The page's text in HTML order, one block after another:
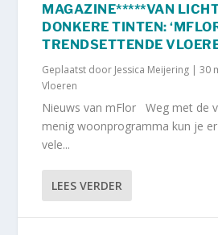
MAGAZINE*****VAN
DONKERE TINTEN:
TRENDSETTENDE
Geplaatst door Jessica Meijering |30
Vloeren
Nieuws van mFlor Weg met de
menig woonprogramma kun je
vele...
LEES VERDER